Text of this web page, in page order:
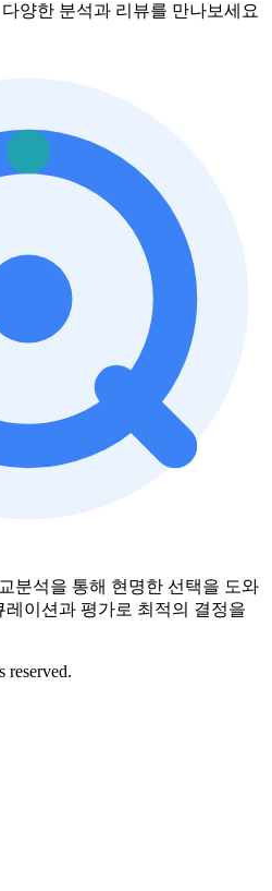
양한 분석과 리뷰를 만나보세요
분석을 통해 현명한 선택을 도와
이션과 평가로 최적의 결정을